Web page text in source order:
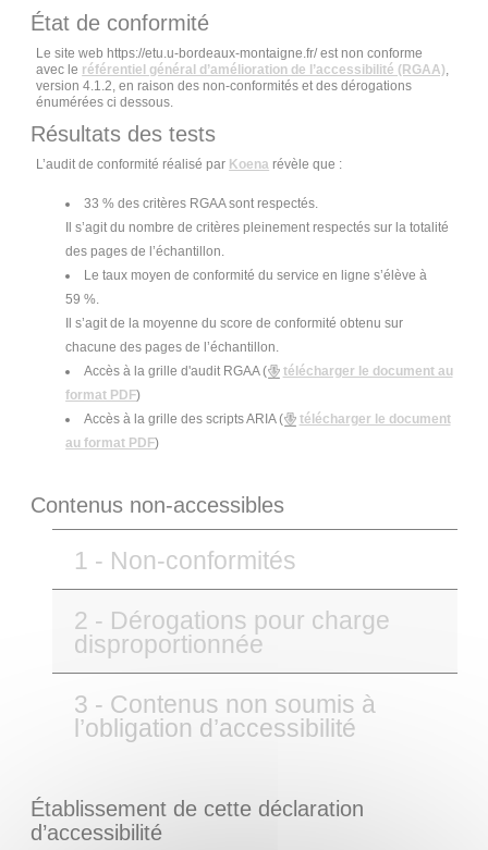
État de conformité
Le site web https://etu.u-bordeaux-montaigne.fr/ est non conforme
avec le référentiel général d’amélioration de l’accessibilité (RGAA)
version 4.1.2, en raison des non-conformités et des dérogations
énumérées ci dessous.
Résultats des tests
L’audit de conformité réalisé par Koena révèle que :
33 % des critères RGAA sont respectés.
Il s’agit du nombre de critères pleinement respectés sur la totalité
des pages de l’échantillon.
Le taux moyen de conformité du service en ligne s’élève à
59 %.
Il s’agit de la moyenne du score de conformité obtenu sur
chacune des pages de l’échantillon.
Accès à la grille d'audit RGAA (
télécharger le document au
format PDF)
Accès à la grille des scripts ARIA (
télécharger le document
au format PDF)
Contenus non-accessibles
1 - Non-conformités
2 - Dérogations pour charge
disproportionnée
3 - Contenus non soumis à
l’obligation d’accessibilité
Établissement de cette déclaration
d’accessibilité